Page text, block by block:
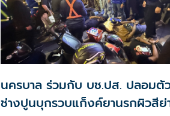
นครบาล ร่วมกับ บช.ปส. ปลอมตั
ช่างปูนบุกรวบแก็งค์ยานรกผิวสีย่